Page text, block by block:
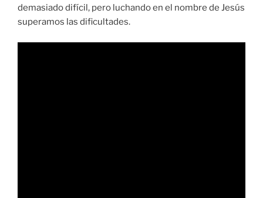
demasiado difícil, pero luchando en el nombre de Jesús
superamos las dificultades.